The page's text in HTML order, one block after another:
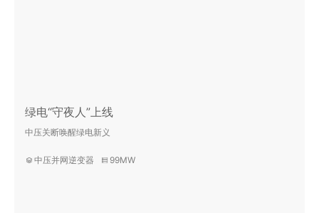
绿电“守夜人”上线
中压关断唤醒绿电新义
中压并网逆变器 99MW